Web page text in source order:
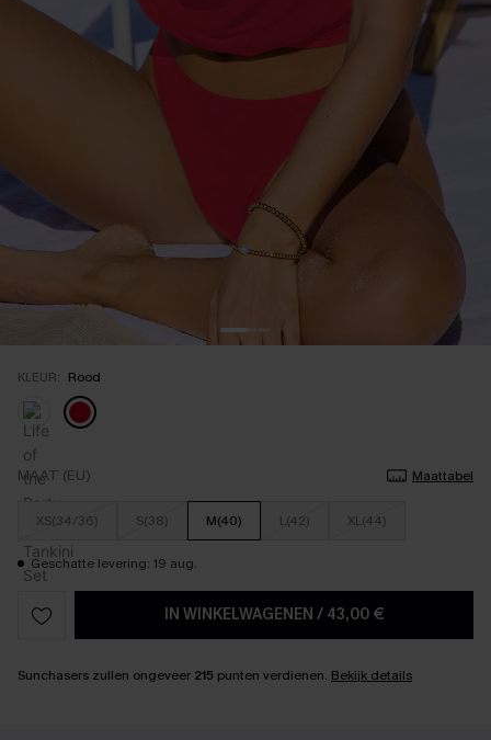
KLEUR: Rood
MAAT (EU) Maattabel
XS(34/36) S(38) M(40) L(42) XL(44)
Geschatte levering: 19 aug.
IN WINKELWAGENEN / 43,00 €
Sunchasers zullen ongeveer 215 punten verdienen. Bekijk details